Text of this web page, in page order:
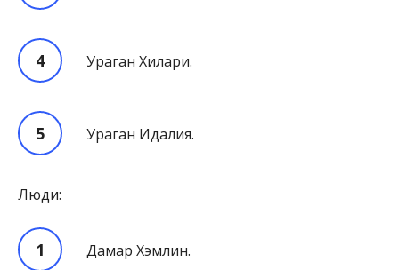
Ураган Хилари.
Ураган Идалия.
Люди:
Дамар Хэмлин.